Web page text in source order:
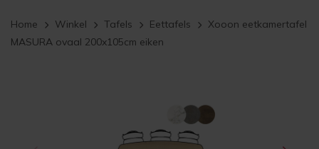
Home Winkel Tafels Eettafels
Xooon eetkamertafel
MASURA ovaal 200x105cm eiken